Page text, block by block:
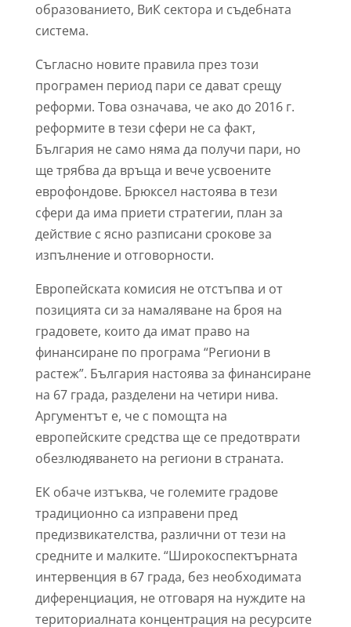
образованието, ВиК сектора и съдебната
система.
Съгласно новите правила през този
програмен период пари се дават срещу
реформи. Това означава, че ако до 2016 г.
реформите в тези сфери не са факт,
България не само няма да получи пари, но
ще трябва да връща и вече усвоените
еврофондове. Брюксел настоява в тези
сфери да има приети стратегии, план за
действие с ясно разписани срокове за
изпълнение и отговорности.
Европейската комисия не отстъпва и от
позицията си за намаляване на броя на
градовете, които да имат право на
финансиране по програма “Региони в
растеж”. България настоява за финансиране
на 67 града, разделени на четири нива.
Аргументът е, че с помощта на
европейските средства ще се предотврати
обезлюдяването на региони в страната.
ЕК обаче изтъква, че големите градове
традиционно са изправени пред
предизвикателства, различни от тези на
средните и малките. “Широкоспектърната
интервенция в 67 града, без необходимата
диференциация, не отговаря на нуждите на
териториалната концентрация на ресурсите